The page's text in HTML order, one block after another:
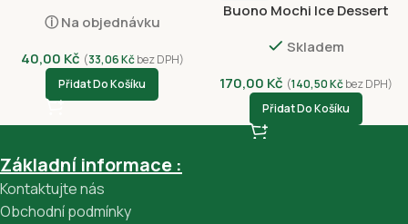
ⓘ Na objednávku
40,00 Kč (33,06Kčbez DPH)
Přidat Do Košíku
Buono Mochi Ice Dessert
Skladem
170,00 Kč (140,50Kčbez DPH)
Přidat Do Košíku
Základní informace :
Kontaktujte nás
Obchodní podmínky